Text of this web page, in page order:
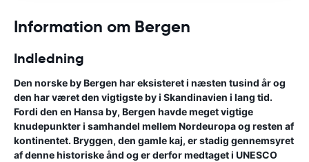
Information om Bergen
Indledning
Den norske by Bergen har eksisteret i næsten tusind år og
den har været den vigtigste by i Skandinavien i lang tid.
Fordi den en Hansa by, Bergen havde meget vigtige
knudepunkter i samhandel mellem Nordeuropa og resten af
kontinentet. Bryggen, den gamle kaj, er stadig gennemsyret
af denne historiske ånd og er derfor medtaget i UNESCO